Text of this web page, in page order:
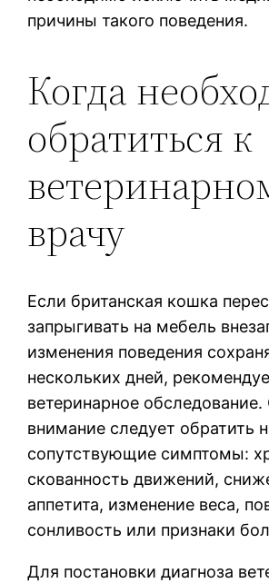
причины такого поведения.
Когда
обратиться к
врачу
Если британская кошка
запрыгивать на мебель
изменения поведения
нескольких дней,
ветеринарное
внимание следует обратить
сопутствующие симптомы:
скованность движений,
аппетита, изменение веса,
сонливость или признаки
Для постановки диагноза